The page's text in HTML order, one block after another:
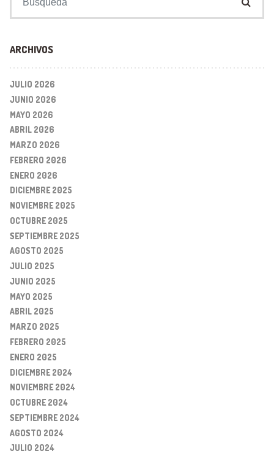
ARCHIVOS
JULIO 2026
JUNIO 2026
MAYO 2026
ABRIL 2026
MARZO 2026
FEBRERO 2026
ENERO 2026
DICIEMBRE 2025
NOVIEMBRE 2025
OCTUBRE 2025
SEPTIEMBRE 2025
AGOSTO 2025
JULIO 2025
JUNIO 2025
MAYO 2025
ABRIL 2025
MARZO 2025
FEBRERO 2025
ENERO 2025
DICIEMBRE 2024
NOVIEMBRE 2024
OCTUBRE 2024
SEPTIEMBRE 2024
AGOSTO 2024
JULIO 2024